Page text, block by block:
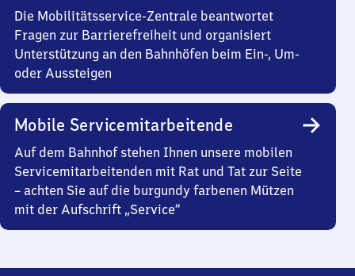
Die Mobilitätsservice-Zentrale beantwortet
Fragen zur Barrierefreiheit und organisiert
Unterstützung an den Bahnhöfen beim Ein-, Um-
oder Aussteigen
Mobile Servicemitarbeitende
Auf dem Bahnhof stehen Ihnen unsere mobilen
Servicemitarbeitenden mit Rat und Tat zur Seite
– achten Sie auf die burgundy farbenen Mützen
mit der Aufschrift „Service“